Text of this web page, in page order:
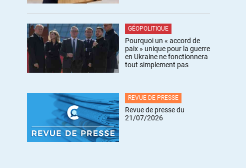
GÉOPOLITIQUE
Pourquoi un « accord de
paix » unique pour la guerre
en Ukraine ne fonctionnera
tout simplement pas
REVUE DE PRESSE
Revue de presse du
21/07/2026